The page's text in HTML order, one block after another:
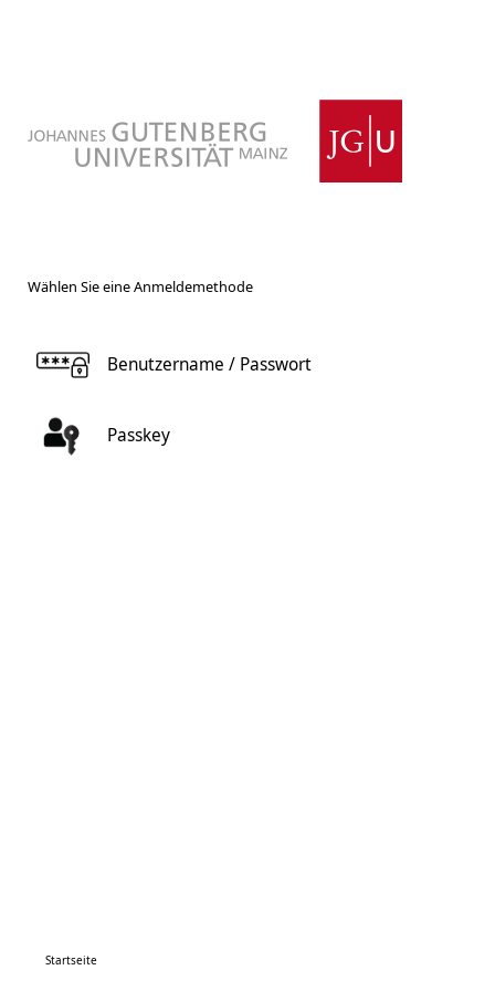
Wählen Sie eine Anmeldemethode
Benutzername / Passwort
Passkey
Startseite